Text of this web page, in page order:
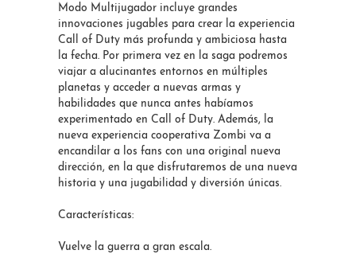
Modo Multijugador incluye grandes
innovaciones jugables para crear la experiencia
Call of Duty más profunda y ambiciosa hasta
la fecha. Por primera vez en la saga podremos
viajar a alucinantes entornos en múltiples
planetas y acceder a nuevas armas y
habilidades que nunca antes habíamos
experimentado en Call of Duty. Además, la
nueva experiencia cooperativa Zombi va a
encandilar a los fans con una original nueva
dirección, en la que disfrutaremos de una nueva
historia y una jugabilidad y diversión únicas.
Características:
Vuelve la guerra a gran escala.